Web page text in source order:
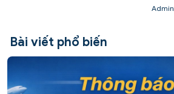
Admin
Bài viết phổ biến